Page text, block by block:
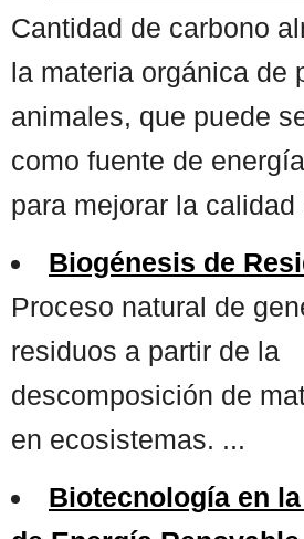
Cantidad de carbono
la materia orgánica de
animales, que puede
como fuente de
para mejorar la calidad
Biogénesis de
Proceso natural de
residuos a partir de la
descomposición de
en ecosistemas. ...
Biotecnología en